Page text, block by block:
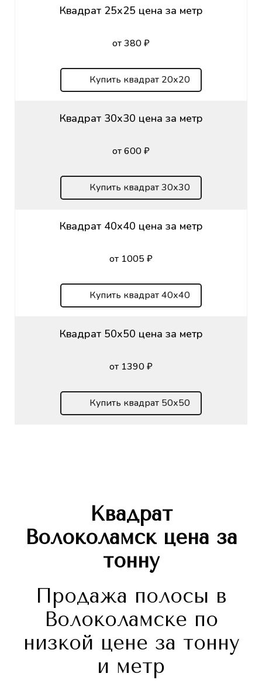
Квадрат 25х25 цена за метр
от 380 ₽
Купить квадрат 20х20
Квадрат 30х30 цена за метр
от 600 ₽
Купить квадрат 30х30
Квадрат 40х40 цена за метр
от 1005 ₽
Купить квадрат 40х40
Квадрат 50х50 цена за метр
от 1390 ₽
Купить квадрат 50х50
Квадрат
Волоколамск цена за
тонну
Продажа полосы в
Волоколамске по
низкой цене за тонну
и метр